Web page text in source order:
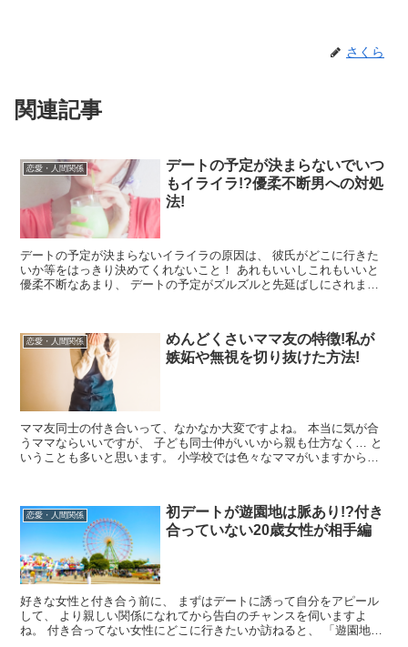
さくら
関連記事
恋愛・人間関係
デートの予定が決まらないでいつ
もイライラ!?優柔不断男への対処
法!
デートの予定が決まらないイライラの原因は、 彼氏がどこに行きた
いか等をはっきり決めてくれないこと！ あれもいいしこれもいいと
優柔不断なあまり、 デートの予定がズルズルと先延ばしにされませ
恋愛・人間関係
めんどくさいママ友の特徴!私が
嫉妬や無視を切り抜けた方法!
ママ友同士の付き合いって、なかなか大変ですよね。 本当に気が合
うママならいいですが、 子ども同士仲がいいから親も仕方なく… と
いうことも多いと思います。 小学校では色々なママがいますから、
恋愛・人間関係
初デートが遊園地は脈あり!?付き
合っていない20歳女性が相手編
好きな女性と付き合う前に、 まずはデートに誘って自分をアピール
して、 より親しい関係になれてから告白のチャンスを伺いますよ
ね。 付き合ってない女性にどこに行きたいか訪ねると、 「遊園地に